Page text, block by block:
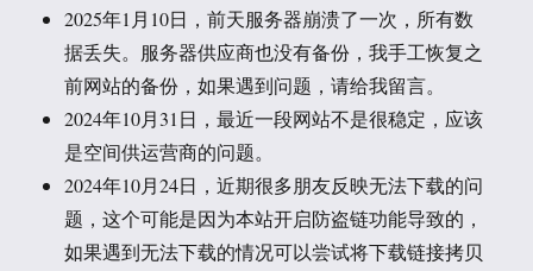
2025年1月10日，前天服务器崩溃了一次，所有数
据丢失。服务器供应商也没有备份，我手工恢复之
前网站的备份，如果遇到问题，请给我留言。
2024年10月31日，最近一段网站不是很稳定，应该
是空间供运营商的问题。
2024年10月24日，近期很多朋友反映无法下载的问
题，这个可能是因为本站开启防盗链功能导致的，
如果遇到无法下载的情况可以尝试将下载链接拷贝